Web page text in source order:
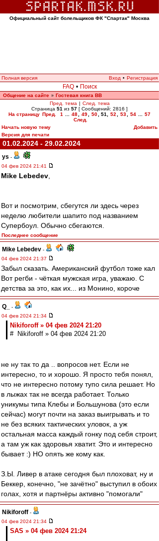
Официальный сайт болельщиков ФК "Спартак" Москва
Полная версия Вход • Регистрация
FAQ • Поиск
Общение на сайте » Гостевая книга ВВ
Пред. тема | След. тема
Страница 51 из 57 [ Сообщений: 2816 ]
На страницу Пред. 1 48 49 50 51 52 53 54
57
След.
Начать новую тему
Добавить
Версия для печати
01.02.2024 - 29.02.2024
ys -
04 фев 2024 21:41
Mike Lebedev
Вот и посмотрим, сбегутся ли здесь через
неделю любители шапито под названием
Супербоул. Обычно сбегаются.
Последнее сообщение
Mike Lebedev -
04 фев 2024 21:37
Забыл сказать. Американский футбол тоже кал
Вот регби - чёткая мужская игра, уважаю. С
детства за это, как их... из Монино, короче
Q_
-
04 фев 2024 21:34
Nikiforoff » 04 фев 2024 21:20
# Nikiforoff » 04 фев 2024 21:20
не ну так то да .. вопросов нет. Если не
интересно, то и хорошо. Я просто тебя понял,
что не интересно потому тупо сила решает. Но
в лыжах так не всегда работает. Только
уникумы типа Клебы и Большунова (это если
сейчас) могут почти на заказ выигрывать и то
не без всяких тактических уловок, а уж
остальная масса каждый гонку под себя строит,
а там уж как здоровья хватит. Это и интересно
бывает :) НО опять же кому как.
З.Ы. Ливер в атаке сегодня был плоховат, ну и
Беккер, конечно, "не зачётно" выступил в обоих
голах, хотя и партнёры активно "помогали"
Nikiforoff -
04 фев 2024 21:34
SAS » 04 фев 2024 21:24